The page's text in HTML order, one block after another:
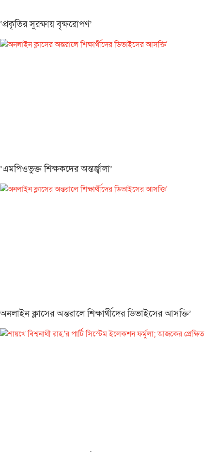
‘প্রকৃতির সুরক্ষায় বৃক্ষরোপণ’
‘এমপিওভুক্ত শিক্ষকদের অন্তর্জ্বালা’
অনলাইন ক্লাসের অন্তরালে শিক্ষার্থীদের ডিভাইসের আসক্তি’